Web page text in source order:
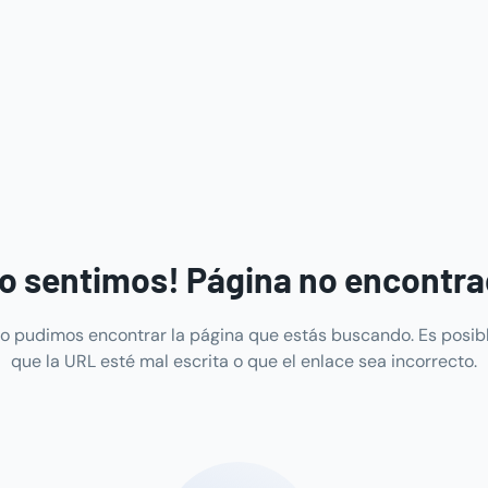
sentimos! Página no
pudimos encontrar la página que estás buscando. Es
que la URL esté mal escrita o que el enlace sea incorrecto.